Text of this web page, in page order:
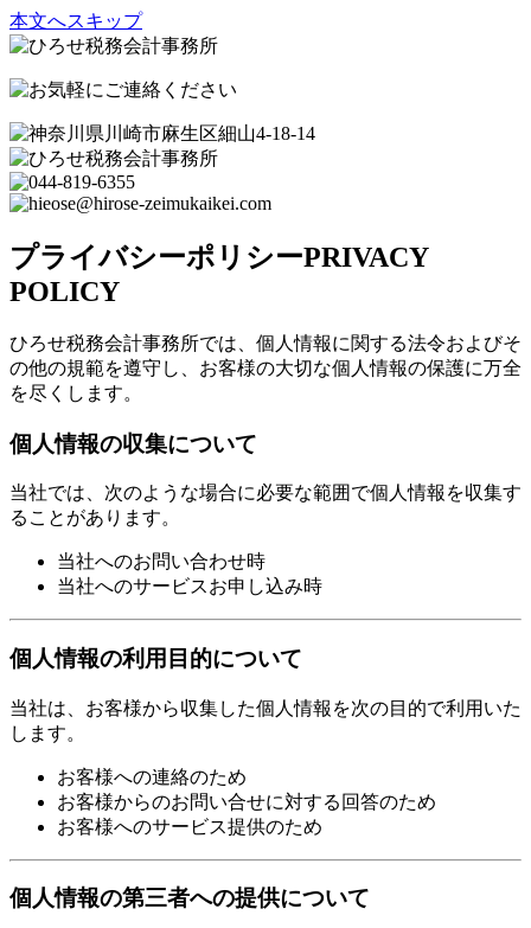
本文へスキップ
プライバシーポリシーPRIVACY
POLICY
ひろせ税務会計事務所では、個人情報に関する法令およびそ
の他の規範を遵守し、お客様の大切な個人情報の保護に万全
を尽くします。
個人情報の収集について
当社では、次のような場合に必要な範囲で個人情報を収集す
ることがあります。
当社へのお問い合わせ時
当社へのサービスお申し込み時
個人情報の利用目的について
当社は、お客様から収集した個人情報を次の目的で利用いた
します。
お客様への連絡のため
お客様からのお問い合せに対する回答のため
お客様へのサービス提供のため
個人情報の第三者への提供について